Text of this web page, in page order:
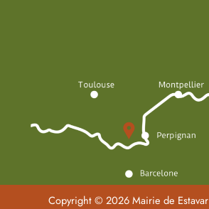
Copyright © 2026 Mairie de Estavar